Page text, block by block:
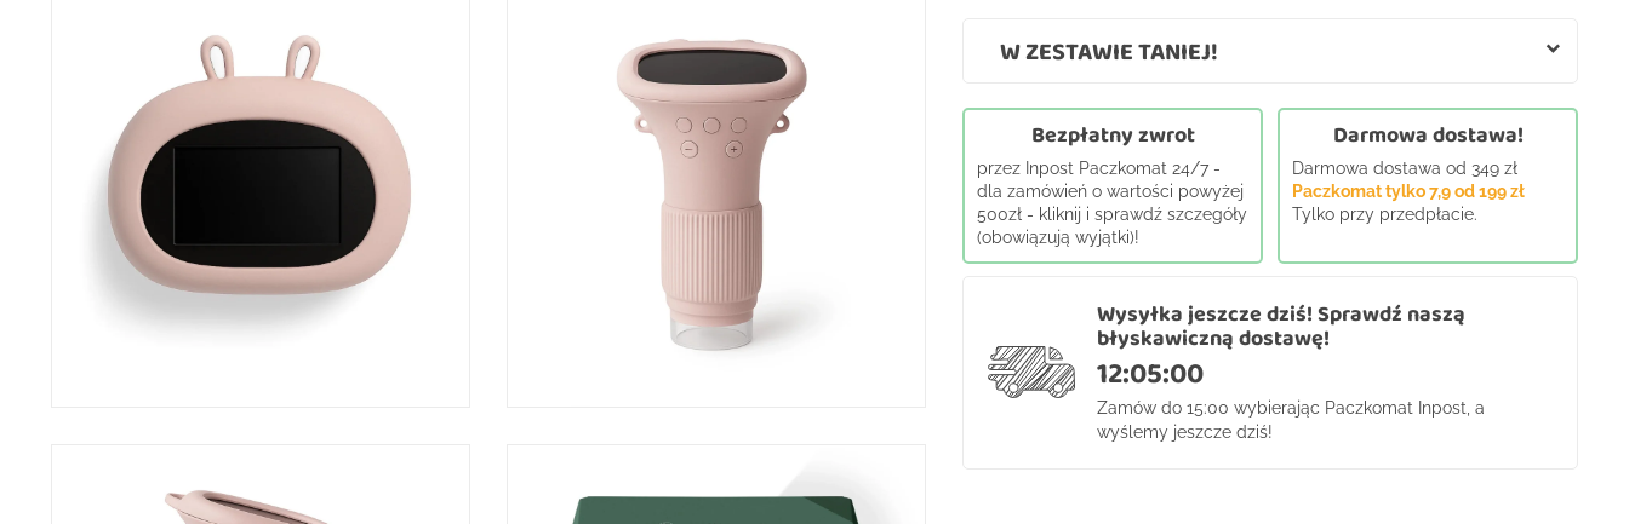
W ZESTAWIE TANIEJ!
Bezpłatny zwrot
przez Inpost Paczkomat 24/7 -
dla zamówień o wartości powyżej
500zł - kliknij i sprawdź szczegóły
(obowiązują wyjątki)!
Darmowa dostawa!
Darmowa dostawa od 349 zł
Paczkomat tylko 7,9 od 199 zł
Tylko przy przedpłacie.
Wysyłka jeszcze dziś! Sprawdź naszą
błyskawiczną dostawę!
12:04:58
Zamów do 15:00 wybierając Paczkomat Inpost, a
wyślemy jeszcze dziś!